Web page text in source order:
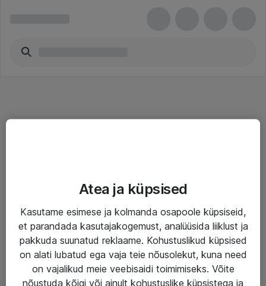
Haldusteenused
Garantii
Turva- ja nõrkvoolulahendused
Atea ja küpsised
Kasutame esimese ja kolmanda osapoole küpsiseid,
et parandada kasutajakogemust, analüüsida liiklust ja
pakkuda suunatud reklaame. Kohustuslikud küpsised
on alati lubatud ega vaja teie nõusolekut, kuna need
on vajalikud meie veebisaidi toimimiseks. Võite
nõustuda kõigi või ainult kohustuslike küpsistega ja